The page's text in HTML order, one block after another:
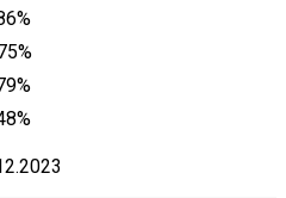
%
%
%
%